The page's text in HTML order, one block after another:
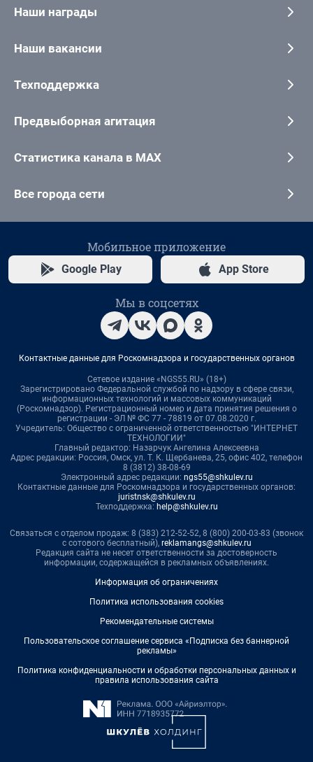
Наши награды
Наши вакансии
Техподдержка
Предвыборная агитация
Статистика канала в MAX
Все города сети
Мобильное приложение
Google Play App Store
Мы в соцсетях
Контактные данные для Роскомнадзора и государственных органов
Сетевое издание «NGS55.RU» (18+)
Зарегистрировано Федеральной службой по надзору в сфере связи,
информационных технологий и массовых коммуникаций
(Роскомнадзор). Регистрационный номер и дата принятия решения о
регистрации - ЭЛ № ФС 77 - 78819 от 07.08.2020 г.
Учредитель: Общество с ограниченной ответственностью "ИНТЕРНЕТ
ТЕХНОЛОГИИ"
Главный редактор: Назарчук Ангелина Алексеевна
Адрес редакции: Россия, Омск, ул. Т. К. Щербанева, 25, офис 402, телефон
8 (3812) 38-08-69
Электронный адрес редакции: ngs55@shkulev.ru
Контактные данные для Роскомнадзора и государственных органов:
juristnsk@shkulev.ru
Техподдержка: help@shkulev.ru
Связаться с отделом продаж: 8 (383) 212-52-52, 8 (800) 200-03-83 (звонок
с сотового бесплатный), reklamangs@shkulev.ru
Редакция сайта не несет ответственности за достоверность
информации, содержащейся в рекламных объявлениях.
Информация об ограничениях
Политика использования cookies
Рекомендательные системы
Пользовательское соглашение сервиса «Подписка без баннерной
рекламы»
Политика конфиденциальности и обработки персональных данных и
правила использования сайта